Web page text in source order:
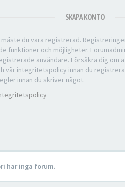
SKAPA KONTO
måste du vara registrerad.
funktioner och möjligheter.
användare. Försäkra dig om
vår integritetspolicy innan du
innan du skriver något.
har inga forum.